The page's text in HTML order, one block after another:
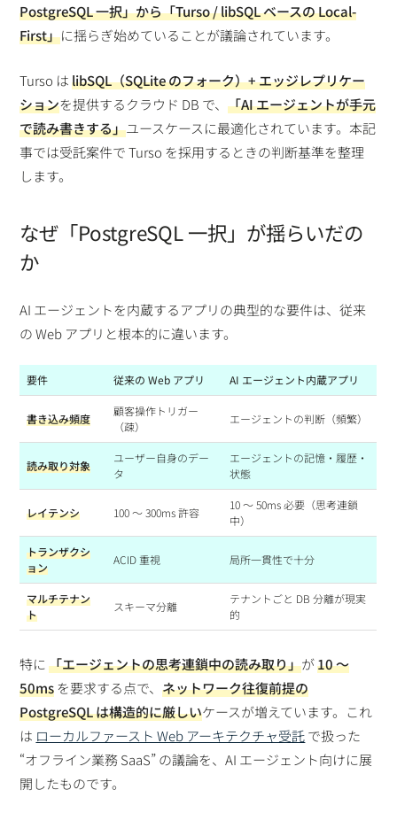
PostgreSQL 一択」から「Turso / libSQL ベースの Local-
First」に揺らぎ始めていることが議論されています。
Turso はlibSQL（SQLite のフォーク）+ エッジレプリケー
ションを提供するクラウド DB で、「AI エージェントが手元
で読み書きする」ユースケースに最適化されています。本記
事では受託案件で Turso を採用するときの判断基準を整理
します。
なぜ「PostgreSQL 一択」が揺らいだの
か
AI エージェントを内蔵するアプリの典型的な要件は、従来
の Web アプリと根本的に違います。
要件 従来の Web アプリ AI エージェント内蔵アプリ
書き込み頻度
顧客操作トリガー
（疎）
エージェントの判断（頻繁）
読み取り対象
ユーザー自身のデー
タ
エージェントの記憶・履歴・
状態
レイテンシ 100 〜 300ms 許容
10 〜 50ms 必要（思考連鎖
中）
トランザクシ
ョン
ACID 重視 局所一貫性で十分
マルチテナン
ト
スキーマ分離
テナントごと DB 分離が現実
的
特に「エージェントの思考連鎖中の読み取り」が10 〜
50msを要求する点で、ネットワーク往復前提の
PostgreSQL は構造的に厳しいケースが増えています。これ
は ローカルファースト Web アーキテクチャ受託で扱った
“オフライン業務 SaaS” の議論を、AI エージェント向けに展
開したものです。